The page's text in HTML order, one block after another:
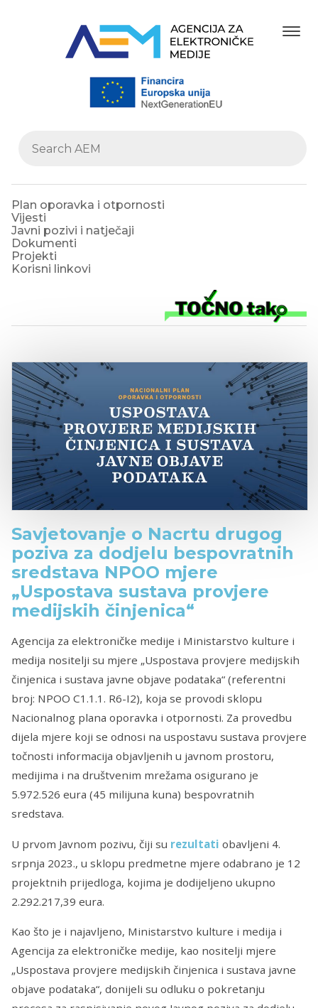
Plan oporavka i otpornosti
Vijesti
Javni pozivi i natječaji
Dokumenti
Projekti
Korisni linkovi
Savjetovanje o Nacrtu drugog
poziva za dodjelu bespovratnih
sredstava NPOO mjere
„Uspostava sustava provjere
medijskih činjenica“
Agencija za elektroničke medije i Ministarstvo kulture i
medija nositelji su mjere „Uspostava provjere medijskih
činjenica i sustava javne objave podataka“ (referentni
broj: NPOO C1.1.1. R6-I2), koja se provodi sklopu
Nacionalnog plana oporavka i otpornosti. Za provedbu
dijela mjere koji se odnosi na uspostavu sustava provjere
točnosti informacija objavljenih u javnom prostoru,
medijima i na društvenim mrežama osigurano je
5.972.526 eura (45 milijuna kuna) bespovratnih
sredstava.
U prvom Javnom pozivu, čiji su rezultati obavljeni 4.
srpnja 2023., u sklopu predmetne mjere odabrano je 12
projektnih prijedloga, kojima je dodijeljeno ukupno
2.292.217,39 eura.
Kao što je i najavljeno, Ministarstvo kulture i medija i
Agencija za elektroničke medije, kao nositelji mjere
„Uspostava provjere medijskih činjenica i sustava javne
objave podataka“, donijeli su odluku o pokretanju